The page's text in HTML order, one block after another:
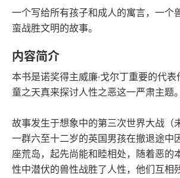
128千字
字数
一个写给所有孩子和成人的寓言，一个
蛮战胜文明的故事。
内容简介
本书是诺奖得主威廉·戈尔丁重要的代
童之天真来探讨人性之恶这一严肃主题。
故事发生于想象中的第三次世界大战（
一群六至十二岁的英国男孩在撤退途中
座荒岛，起先尚能和睦相处，随着恶的
性中潜伏的兽性战胜了人性，他们互相